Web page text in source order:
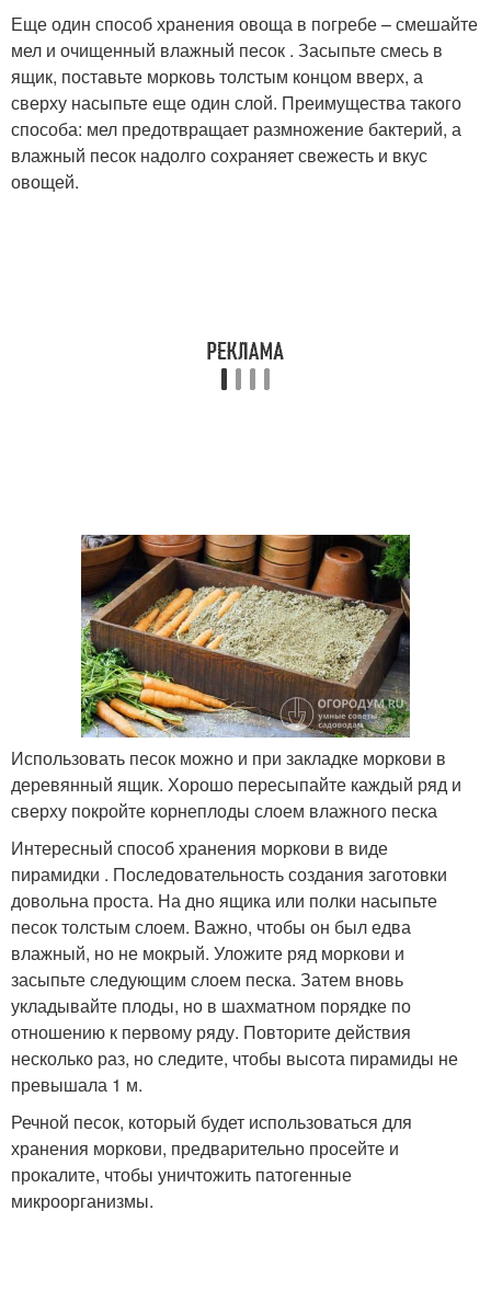
Еще один способ хранения овоща в погребе – смешайте
мел и очищенный влажный песок . Засыпьте смесь в
ящик, поставьте морковь толстым концом вверх, а
сверху насыпьте еще один слой. Преимущества такого
способа: мел предотвращает размножение бактерий, а
влажный песок надолго сохраняет свежесть и вкус
овощей.
Использовать песок можно и при закладке моркови в
деревянный ящик. Хорошо пересыпайте каждый ряд и
сверху покройте корнеплоды слоем влажного песка
Интересный способ хранения моркови в виде
пирамидки . Последовательность создания заготовки
довольна проста. На дно ящика или полки насыпьте
песок толстым слоем. Важно, чтобы он был едва
влажный, но не мокрый. Уложите ряд моркови и
засыпьте следующим слоем песка. Затем вновь
укладывайте плоды, но в шахматном порядке по
отношению к первому ряду. Повторите действия
несколько раз, но следите, чтобы высота пирамиды не
превышала 1 м.
Речной песок, который будет использоваться для
хранения моркови, предварительно просейте и
прокалите, чтобы уничтожить патогенные
микроорганизмы.